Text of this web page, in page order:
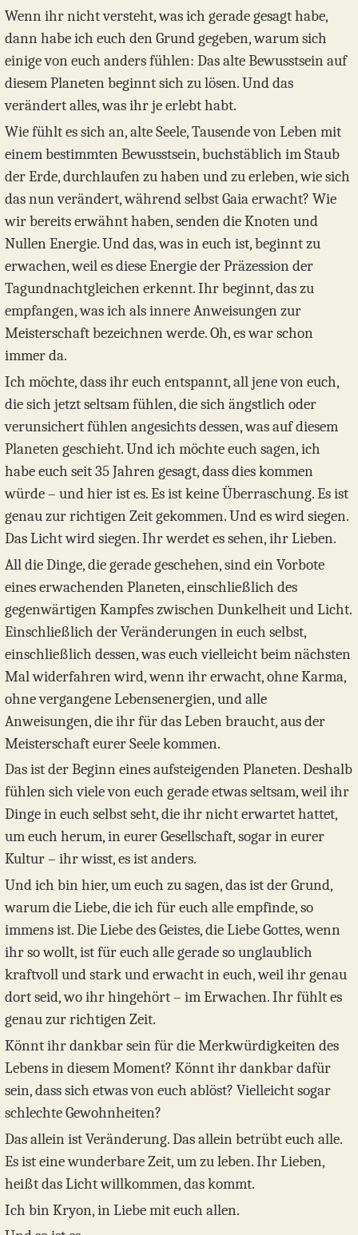
Wenn ihr nicht versteht, was ich gerade gesagt habe,
dann habe ich euch den Grund gegeben, warum sich
einige von euch anders fühlen: Das alte Bewusstsein auf
diesem Planeten beginnt sich zu lösen. Und das
verändert alles, was ihr je erlebt habt.
Wie fühlt es sich an, alte Seele, Tausende von Leben mit
einem bestimmten Bewusstsein, buchstäblich im Staub
der Erde, durchlaufen zu haben und zu erleben, wie sich
das nun verändert, während selbst Gaia erwacht? Wie
wir bereits erwähnt haben, senden die Knoten und
Nullen Energie. Und das, was in euch ist, beginnt zu
erwachen, weil es diese Energie der Präzession der
Tagundnachtgleichen erkennt. Ihr beginnt, das zu
empfangen, was ich als innere Anweisungen zur
Meisterschaft bezeichnen werde. Oh, es war schon
immer da.
Ich möchte, dass ihr euch entspannt, all jene von euch,
die sich jetzt seltsam fühlen, die sich ängstlich oder
verunsichert fühlen angesichts dessen, was auf diesem
Planeten geschieht. Und ich möchte euch sagen, ich
habe euch seit 35 Jahren gesagt, dass dies kommen
würde – und hier ist es. Es ist keine Überraschung. Es ist
genau zur richtigen Zeit gekommen. Und es wird siegen.
Das Licht wird siegen. Ihr werdet es sehen, ihr Lieben.
All die Dinge, die gerade geschehen, sind ein Vorbote
eines erwachenden Planeten, einschließlich des
gegenwärtigen Kampfes zwischen Dunkelheit und Licht.
Einschließlich der Veränderungen in euch selbst,
einschließlich dessen, was euch vielleicht beim nächsten
Mal widerfahren wird, wenn ihr erwacht, ohne Karma,
ohne vergangene Lebensenergien, und alle
Anweisungen, die ihr für das Leben braucht, aus der
Meisterschaft eurer Seele kommen.
Das ist der Beginn eines aufsteigenden Planeten. Deshalb
fühlen sich viele von euch gerade etwas seltsam, weil ihr
Dinge in euch selbst seht, die ihr nicht erwartet hattet,
um euch herum, in eurer Gesellschaft, sogar in eurer
Kultur – ihr wisst, es ist anders.
Und ich bin hier, um euch zu sagen, das ist der Grund,
warum die Liebe, die ich für euch alle empfinde, so
immens ist. Die Liebe des Geistes, die Liebe Gottes, wenn
ihr so wollt, ist für euch alle gerade so unglaublich
kraftvoll und stark und erwacht in euch, weil ihr genau
dort seid, wo ihr hingehört – im Erwachen. Ihr fühlt es
genau zur richtigen Zeit.
Könnt ihr dankbar sein für die Merkwürdigkeiten des
Lebens in diesem Moment? Könnt ihr dankbar dafür
sein, dass sich etwas von euch ablöst? Vielleicht sogar
schlechte Gewohnheiten?
Das allein ist Veränderung. Das allein betrübt euch alle.
Es ist eine wunderbare Zeit, um zu leben. Ihr Lieben,
heißt das Licht willkommen, das kommt.
Ich bin Kryon, in Liebe mit euch allen.